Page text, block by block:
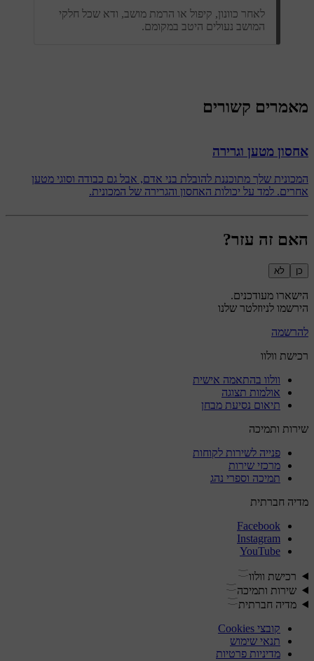
לאחר כוונון, קיפול או הרמת מושב, ודא שכל חלקי
המושב נעולים היטב במקומם.
מאמרים קשורים
אחסון מטען וגרירה
המכונית שלך מתוכננת להובלת בני אדם, אבל גם כבודה וסוגי מטען
אחרים. למד על יכולות האחסון והגרירה של המכונית.
האם זה עזר?
כן לא